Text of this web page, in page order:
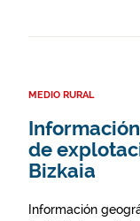
MEDIO RURAL
de
Bizkaia
Información